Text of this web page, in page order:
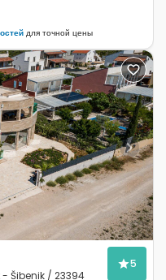
для точной цены
Next
- Šibenik / 23394
5